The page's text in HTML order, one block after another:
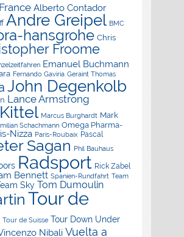
Alberto Contador
Andre Greipel BMC
hansgrohe Chris
Froome
Emanuel Buchmann
Fernando Gaviria Geraint Thomas
John Degenkolb
Lance Armstrong
Marcus Burghardt Mark
Schachmann Omega Pharma-
Nizza Paris-Roubaix Pascal
Sagan Phil Bauhaus
Radsport Rick Zabel
Bennett Spanien-Rundfahrt Team
Sky Tom Dumoulin
Tour de
Tour de Suisse Tour Down Under
Nibali Vuelta a